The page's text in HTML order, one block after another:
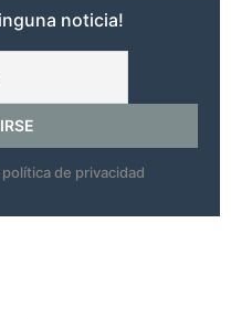
noticia!
de privacidad